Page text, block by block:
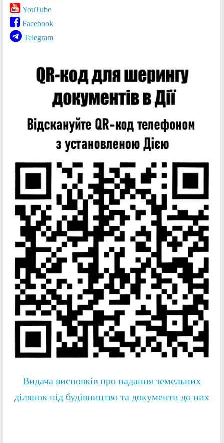
YouTube
Facebook
Telegram
Видача висновків про надання земельних
ділянок під будівництво та документи до них